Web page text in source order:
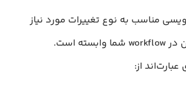
مناسب به نوع تغییرات مورد نیاز
و نحوه ادغام آن در workflow شما وابسته است.
از: